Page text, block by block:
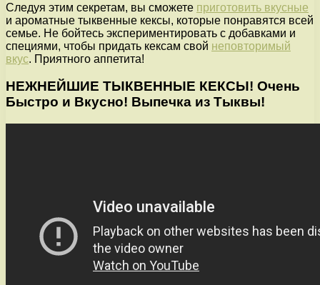
Следуя этим секретам, вы сможете приготовить вкусные
и ароматные тыквенные кексы, которые понравятся всей
семье. Не бойтесь экспериментировать с добавками и
специями, чтобы придать кексам свой неповторимый
вкус. Приятного аппетита!
НЕЖНЕЙШИЕ ТЫКВЕННЫЕ КЕКСЫ! Очень
Быстро и Вкусно! Выпечка из Тыквы!